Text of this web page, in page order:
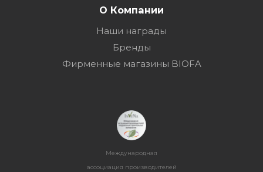
О Компании
Наши награды
Бренды
Фирменные магазины BIOFA
Международная
ассоциация производителей